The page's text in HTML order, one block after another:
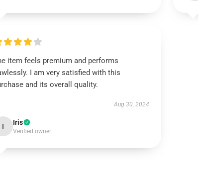
item feels premium and performs
I am very satisfied with this
and its overall quality.
Aug 30, 2024
I Iris
Verified owner